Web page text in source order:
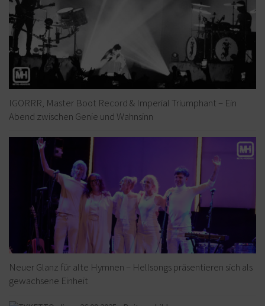
IGORRR, Master Boot Record & Imperial Triumphant – Ein
Abend zwischen Genie und Wahnsinn
Neuer Glanz für alte Hymnen – Hellsongs präsentieren sich als
gewachsene Einheit